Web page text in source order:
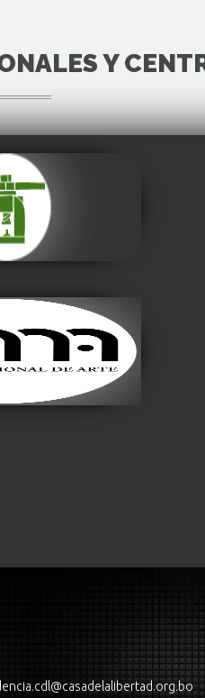
Y
Nacional de
Nacional de